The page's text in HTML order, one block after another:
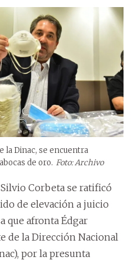
la Dinac, se encuentra
de oro. Foto: Archivo
Corbeta se ratificó
de elevación a juicio
que afronta Édgar
de la Dirección Nacional
por la presunta